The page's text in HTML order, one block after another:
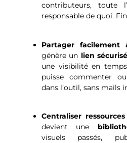
contributeurs, toute
responsable de quoi.
Partager
génère un lien sécurisé
une visibilité en
puisse commenter
dans l’outil, sans mails
Centraliser
devient une
visuels passés,